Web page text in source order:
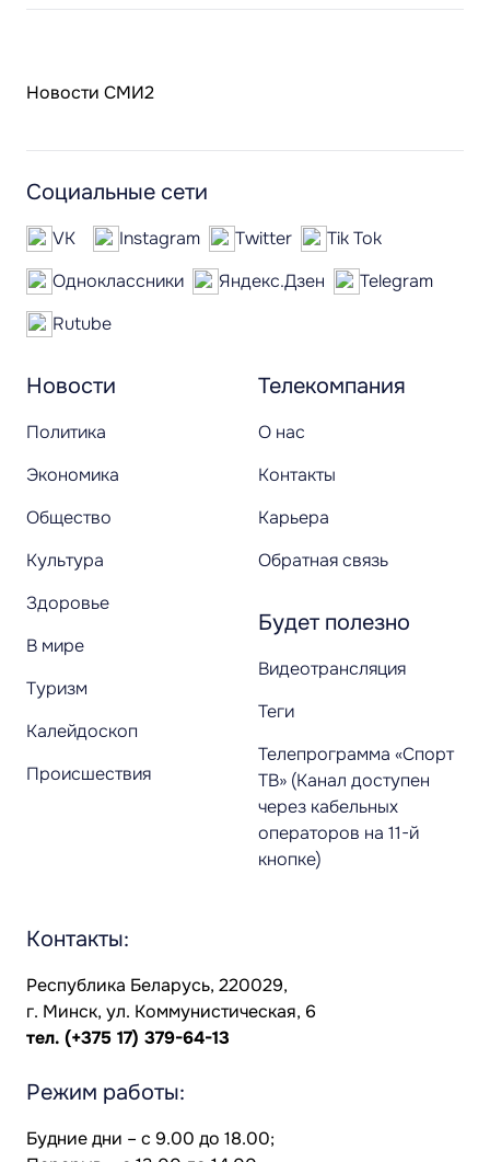
Новости СМИ2
Новости
Политика
Экономика
Общество
Культура
Здоровье
В мире
Туризм
Калейдоскоп
Происшествия
Телекомпания
О нас
Контакты
Карьера
Обратная связь
Будет полезно
Видеотрансляция
Теги
Телепрограмма «Спорт
ТВ» (Канал доступен
через кабельных
операторов на 11-й
кнопке)
Социальные сети
VK Instagram Twitter
Tik Tok
Одноклассники
Яндекс.Дзен
Telegram
Rutube
Контакты:
Республика Беларусь, 220029,
г. Минск, ул. Коммунистическая, 6
тел. (+375 17) 379-64-13
Режим работы:
Будние дни – с 9.00 до 18.00;